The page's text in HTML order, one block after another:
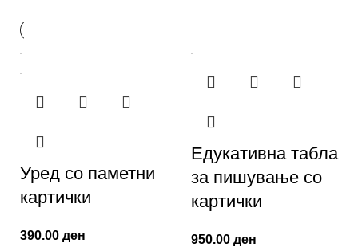
Уред со паметни
картички
390.00 ден
Едукативна табла
за пишување со
картички
950.00 ден